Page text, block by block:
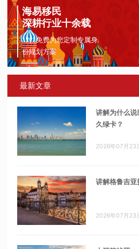
海易移民
深耕行业十余载
1对1免费为您定制专属身
份规划方案
最新文章
讲解为什么
久绿卡？
2026年07月23
讲解格鲁吉
2026年07月23